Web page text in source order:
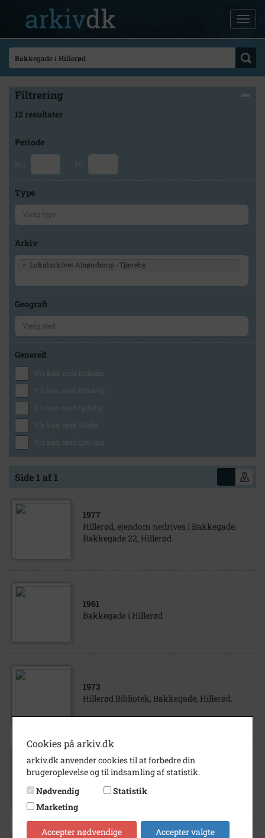
Filtrering
12 resultater
Periode
Fra Til
Type
Arkiv
× Lokalarkivet Alsønderup -Tjæreby
Geografi
Generelt
Vis kun med billeder
Vis kun med filmklip
Vis kun med lydklip
Vis kun med kilder
Vis kun med geo-tag
Side 1 af 1
1977
Hillerød, ejendom nedrives i Bakkegade,
Bakkegade 22, Hillerød.
1961
Bakkegade i Hillerød
1973
Hillerød Bibliotek, Bakkegade, Hillerød.
1978
Cookies på arkiv.dk
arkiv.dk anvender cookies til at forbedre din
brugeroplevelse og til indsamling af statistik.
Nødvendig
Statistik
Marketing
Accepter nødvendige Accepter valgte